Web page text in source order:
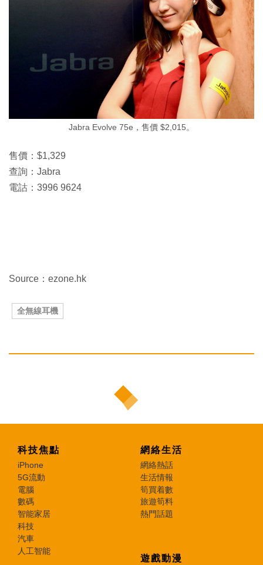
Jabra Evolve 75e，售價 $2,015。
售價：$1,329
查詢：Jabra
電詁：3996 9624
Source：ezone.hk
全無線耳機
科技焦點
iPhone
5G流動
電腦
數碼
智能家居
科技
汽車
人工智能
網絡生活
網絡熱話
生活情報
筍買着數
旅遊筍料
熱門話題
遊戲動漫